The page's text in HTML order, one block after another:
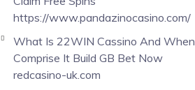
https://www.pandazinocasino.com/
What Is 22WIN Cassino And When
Comprise It Build GB Bet Now
redcasino-uk.com